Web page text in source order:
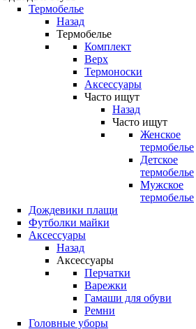
Термобелье
Назад
Термобелье
Комплект
Верх
Термоноски
Аксессуары
Часто ищут
Назад
Часто ищут
Женское
термобелье
Детское
термобелье
Мужское
термобелье
Дождевики плащи
Футболки майки
Аксессуары
Назад
Аксессуары
Перчатки
Варежки
Гамаши для обуви
Ремни
Головные уборы